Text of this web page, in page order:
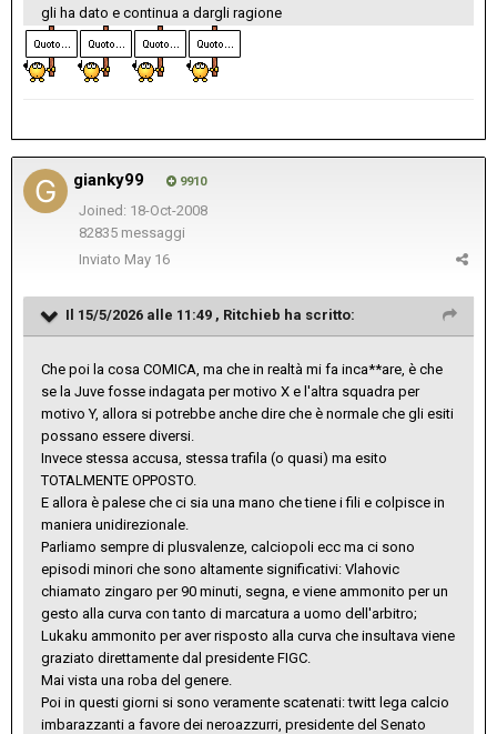
gli ha dato e continua a dargli ragione
gianky99 9910
Joined: 18-Oct-2008
82835 messaggi
Inviato May 16
Il 15/5/2026 alle 11:49 , Ritchieb ha scritto:
Che poi la cosa COMICA, ma che in realtà mi fa inca**are, è che
se la Juve fosse indagata per motivo X e l'altra squadra per
motivo Y, allora si potrebbe anche dire che è normale che gli esiti
possano essere diversi.
Invece stessa accusa, stessa trafila (o quasi) ma esito
TOTALMENTE OPPOSTO.
E allora è palese che ci sia una mano che tiene i fili e colpisce in
maniera unidirezionale.
Parliamo sempre di plusvalenze, calciopoli ecc ma ci sono
episodi minori che sono altamente significativi: Vlahovic
chiamato zingaro per 90 minuti, segna, e viene ammonito per un
gesto alla curva con tanto di marcatura a uomo dell'arbitro;
Lukaku ammonito per aver risposto alla curva che insultava viene
graziato direttamente dal presidente FIGC.
Mai vista una roba del genere.
Poi in questi giorni si sono veramente scatenati: twitt lega calcio
imbarazzanti a favore dei neroazzurri, presidente del Senato